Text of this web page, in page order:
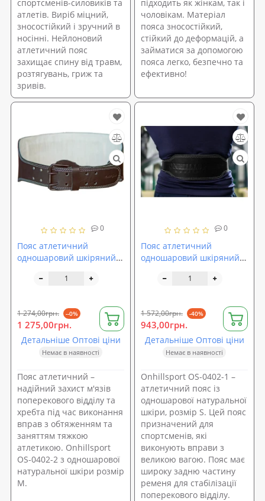
спортсменів-силовиків та
атлетів. Виріб міцний,
зносостійкий і зручний в
носінні. Нейлоновий
атлетичний пояс
захищає спину від травм,
розтягувань, гриж та
зривів.
підходить як жінкам, так і
чоловікам. Матеріал
пояса зносостійкий,
стійкий до деформацій, а
займатися за допомогою
пояса легко, безпечно та
ефективно!
0
Пояс атлетичний
одношаровий шкіряний
0402-2)
1 274,00грн. --0%
1 275,00грн.
Детальніше Оптові ціни
Немає в наявності
Пояс атлетичний –
надійний захист м'язів
поперекового відділу та
хребта під час виконання
вправ з обтяженням та
заняттям тяжкою
атлетикою. Onhillsport
OS-0402-2 з одношарової
натуральної шкіри розмір
M.
0
Пояс атлетичний
одношаровий шкіряний
0402-1)
1 572,00грн. -40%
943,00грн.
Детальніше Оптові ціни
Немає в наявності
Onhillsport OS-0402-1 –
атлетичний пояс із
одношарової натуральної
шкіри, розмір S. Цей пояс
призначений для
спортсменів, які
виконують вправи з
великою вагою. Пояс має
широку задню частину
ременя для стабілізації
поперекового відділу.